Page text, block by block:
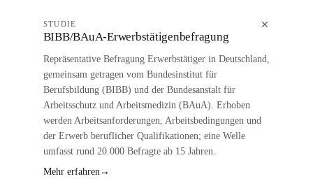
STUDIE
BIBB/BAuA-Erwerbstätigenbefragung
Repräsentative Befragung Erwerbstätiger in Deutschland,
gemeinsam getragen vom Bundesinstitut für
Berufsbildung (BIBB) und der Bundesanstalt für
Arbeitsschutz und Arbeitsmedizin (BAuA). Erhoben
werden Arbeitsanforderungen, Arbeitsbedingungen und
der Erwerb beruflicher Qualifikationen; eine Welle
umfasst rund 20.000 Befragte ab 15 Jahren.
Mehr erfahren →